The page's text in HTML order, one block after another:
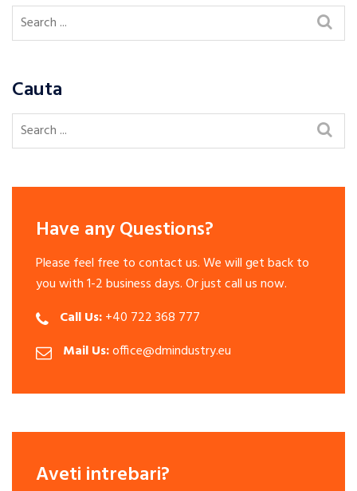
Cauta
Have any Questions?
Please feel free to contact us. We will get back to
you with 1-2 business days. Or just call us now.
Call Us:+40 722 368 777
Mail Us:office@dmindustry.eu
Aveti intrebari?